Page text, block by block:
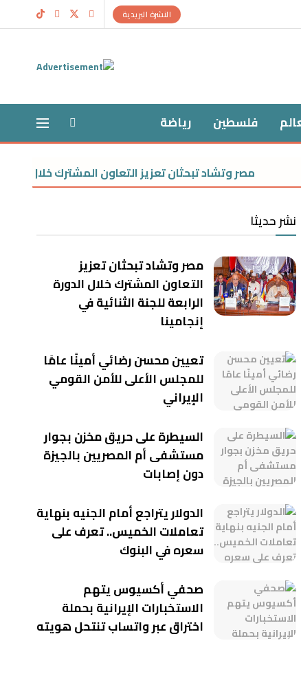
النشرة البريدية
فلسطين رياضة
مصر وتشاد تبحثان تعزيز التعاون المشترك خلال الدورة
نشر حديثا
مصر وتشاد تبحثان تعزيز
التعاون المشترك خلال الدورة
الرابعة للجنة الثنائية في
إنجامينا
تعيين محسن رضائي أمينًا عامًا
للمجلس الأعلى للأمن القومي
الإيراني
السيطرة على حريق مخزن بجوار
مستشفى أم المصريين بالجيزة
دون إصابات
الدولار يتراجع أمام الجنيه بنهاية
تعاملات الخميس.. تعرف على
سعره في البنوك
صحفي أكسيوس يتهم
الاستخبارات الإيرانية بحملة
اختراق عبر واتساب تنتحل هويته